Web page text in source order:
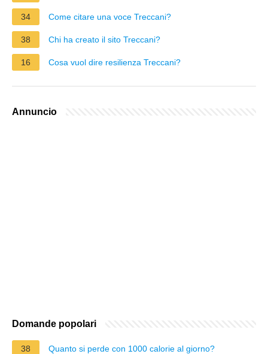
34 Come citare una voce Treccani?
38 Chi ha creato il sito Treccani?
16 Cosa vuol dire resilienza Treccani?
Annuncio
Domande popolari
38 Quanto si perde con 1000 calorie al giorno?